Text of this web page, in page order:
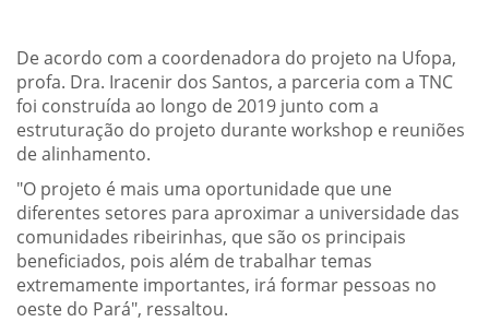
De acordo com a coordenadora do projeto na Ufopa,
profa. Dra. Iracenir dos Santos, a parceria com a TNC
foi construída ao longo de 2019 junto com a
estruturação do projeto durante workshop e reuniões
de alinhamento.
"O projeto é mais uma oportunidade que une
diferentes setores para aproximar a universidade das
comunidades ribeirinhas, que são os principais
beneficiados, pois além de trabalhar temas
extremamente importantes, irá formar pessoas no
oeste do Pará", ressaltou.